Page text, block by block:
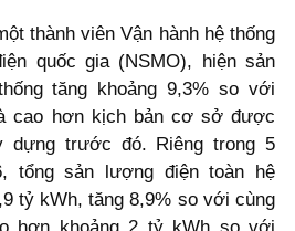
thành viên Vận hành hệ thống
quốc gia (NSMO), hiện sản
tăng khoảng 9,3% so với
cao hơn kịch bản cơ sở được
dựng trước đó. Riêng trong 5
tổng sản lượng điện toàn hệ
tỷ kWh, tăng 8,9% so với cùng